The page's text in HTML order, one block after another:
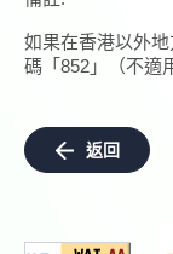
如果在香港以外
碼「852」（不適
返回